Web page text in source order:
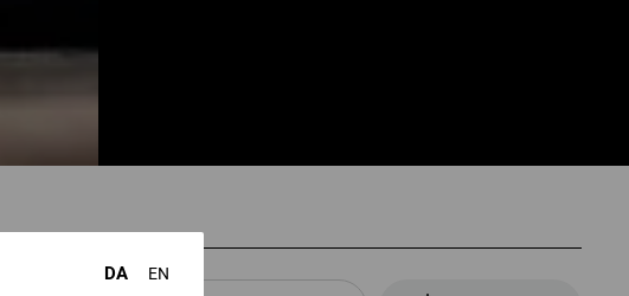
DA EN